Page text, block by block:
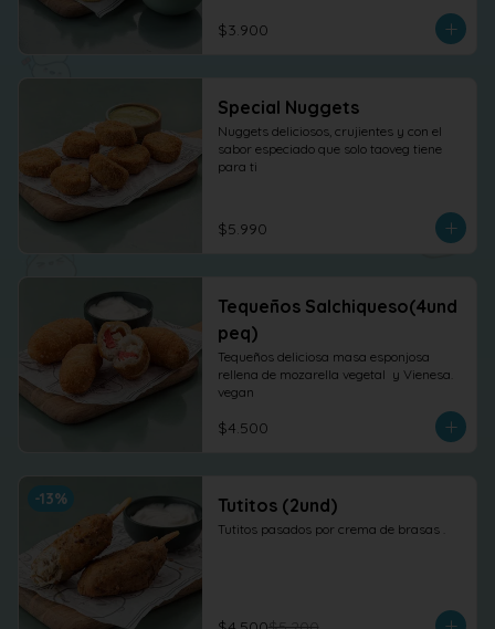
$3.900
Special Nuggets
Nuggets deliciosos, crujientes y con el
sabor especiado que solo taoveg tiene
para ti
$5.990
Tequeños Salchiqueso(4und
peq)
Tequeños deliciosa masa esponjosa
rellena de mozarella vegetal  y Vienesa.
vegan
$4.500
-13% Tutitos (2und)
Tutitos pasados por crema de brasas .